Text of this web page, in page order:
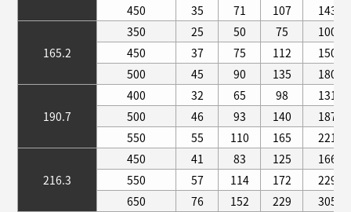
450
35 71 107 143
165.2
350 25 50 75
100
450
37 75 112
150
500
45 90 135 180
190.7
400 32 65 98
131
500
46 93 140
187
550
55 110 165 221
216.3
450 41 83 125
166
550
57 114 172
229
650
76 152 229 305